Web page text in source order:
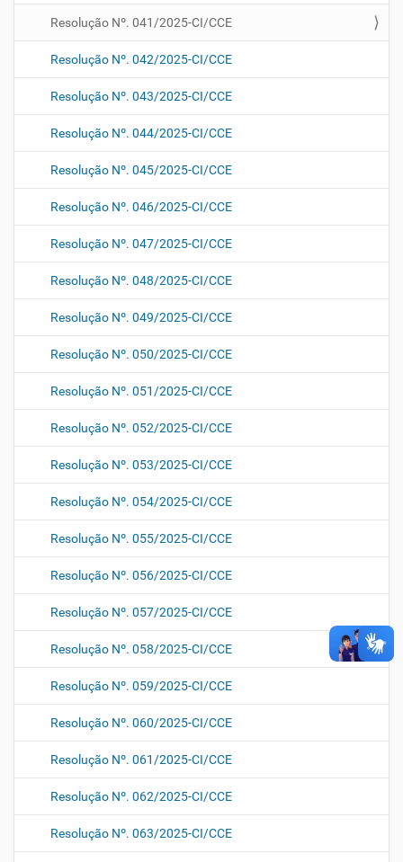
Resolução Nº. 041/2025-CI/CCE
Resolução Nº. 042/2025-CI/CCE
Resolução Nº. 043/2025-CI/CCE
Resolução Nº. 044/2025-CI/CCE
Resolução Nº. 045/2025-CI/CCE
Resolução Nº. 046/2025-CI/CCE
Resolução Nº. 047/2025-CI/CCE
Resolução Nº. 048/2025-CI/CCE
Resolução Nº. 049/2025-CI/CCE
Resolução Nº. 050/2025-CI/CCE
Resolução Nº. 051/2025-CI/CCE
Resolução Nº. 052/2025-CI/CCE
Resolução Nº. 053/2025-CI/CCE
Resolução Nº. 054/2025-CI/CCE
Resolução Nº. 055/2025-CI/CCE
Resolução Nº. 056/2025-CI/CCE
Resolução Nº. 057/2025-CI/CCE
Resolução Nº. 058/2025-CI/CCE
Resolução Nº. 059/2025-CI/CCE
Resolução Nº. 060/2025-CI/CCE
Resolução Nº. 061/2025-CI/CCE
Resolução Nº. 062/2025-CI/CCE
Resolução Nº. 063/2025-CI/CCE